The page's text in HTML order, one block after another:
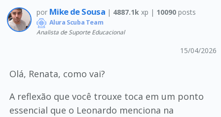
por Mike de Sousa | 4887.1kxp | 10090posts
Alura Scuba Team
Analista de Suporte Educacional
15/04/2026
Olá, Renata, como vai?
A reflexão que você trouxe toca em um ponto
essencial que o Leonardo menciona na